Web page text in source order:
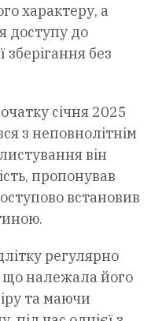
характеру, а
доступу до
зберігання без
січня 2025
з неповнолітнім
він
пропонував
встановив
регулярно
належала його
та маючи